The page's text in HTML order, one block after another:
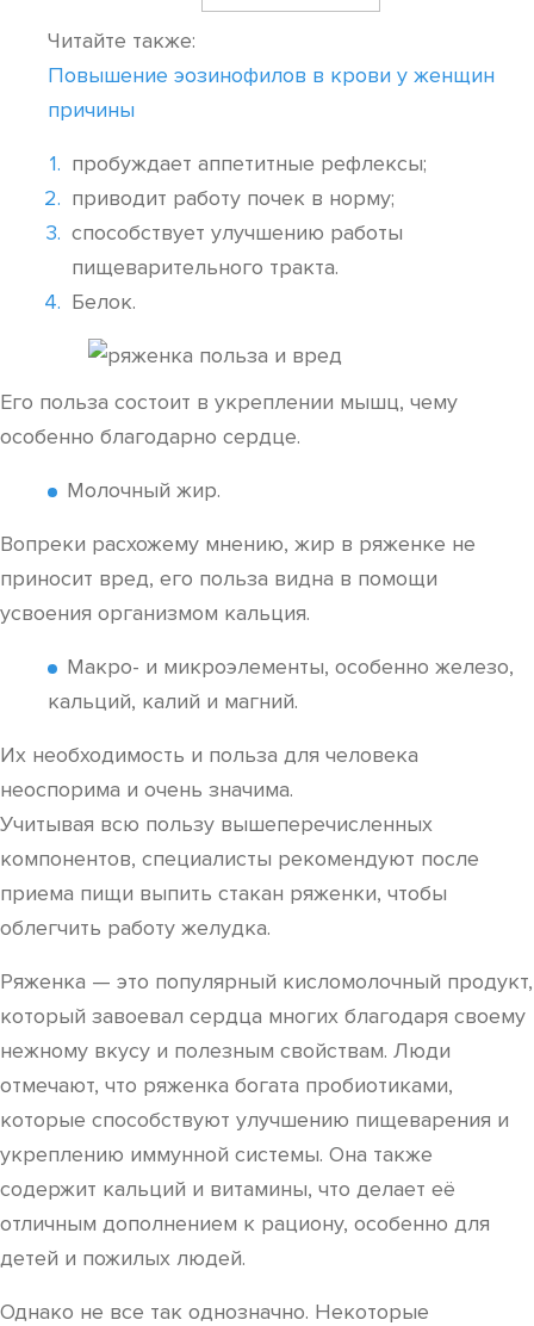
Читайте также:
Повышение эозинофилов в крови у женщин
причины
пробуждает аппетитные рефлексы;
приводит работу почек в норму;
способствует улучшению работы
пищеварительного тракта.
Белок.
Его польза состоит в укреплении мышц, чему
особенно благодарно сердце.
Молочный жир.
Вопреки расхожему мнению, жир в ряженке не
приносит вред, его польза видна в помощи
усвоения организмом кальция.
Макро- и микроэлементы, особенно железо,
кальций, калий и магний.
Их необходимость и польза для человека
неоспорима и очень значима.
Учитывая всю пользу вышеперечисленных
компонентов, специалисты рекомендуют после
приема пищи выпить стакан ряженки, чтобы
облегчить работу желудка.
Ряженка — это популярный кисломолочный продукт,
который завоевал сердца многих благодаря своему
нежному вкусу и полезным свойствам. Люди
отмечают, что ряженка богата пробиотиками,
которые способствуют улучшению пищеварения и
укреплению иммунной системы. Она также
содержит кальций и витамины, что делает её
отличным дополнением к рациону, особенно для
детей и пожилых людей.
Однако не все так однозначно. Некоторые